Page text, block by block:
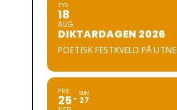
TYS
18
AUG
DIKTARDAGEN 2026
POETISK FESTKVELD PÅ UTNE
FRE
25 SUN
27